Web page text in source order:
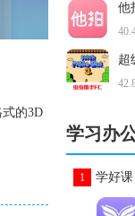
的3D
他
超
学习办
1
学好课